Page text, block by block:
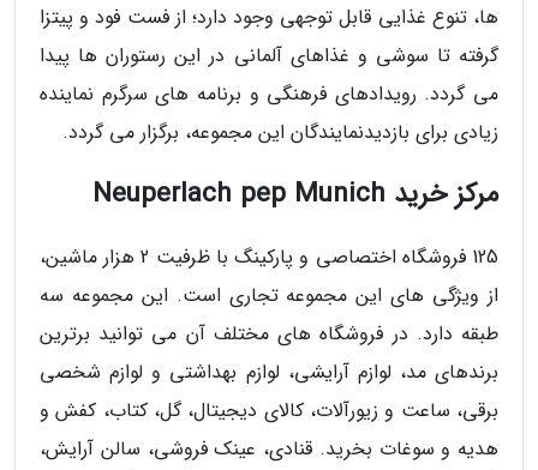
ها، تنوع غذایی قابل توجهی وجود دارد؛ از فست فود و پیتزا
گرفته تا سوشی و غذاهای آلمانی در این رستوران ها پیدا
می گردد. رویدادهای فرهنگی و برنامه های سرگرم نماینده
زیادی برای بازدیدنمایندگان این مجموعه، برگزار می گردد.
مرکز خرید Neuperlach pep Munich
125 فروشگاه اختصاصی و پارکینگ با ظرفیت 2 هزار ماشین،
از ویژگی های این مجموعه تجاری است. این مجموعه سه
طبقه دارد. در فروشگاه های مختلف آن می توانید برترین
برندهای مد، لوازم آرایشی، لوازم بهداشتی و لوازم شخصی
برقی، ساعت و زیورآلات، کالای دیجیتال، گل، کتاب، کفش و
هدیه و سوغات بخرید. قنادی، عینک فروشی، سالن آرایش،